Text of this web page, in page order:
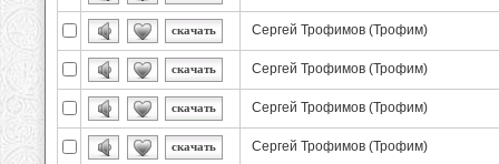
скачать Сергей Трофимов (Трофим)
скачать Сергей Трофимов (Трофим)
скачать Сергей Трофимов (Трофим)
скачать Сергей Трофимов (Трофим)